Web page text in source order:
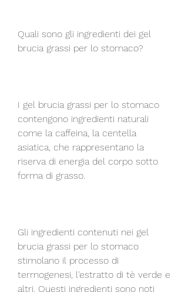
Quali sono gli ingredienti dei gel
brucia grassi per lo stomaco?
I gel brucia grassi per lo stomaco
contengono ingredienti naturali
come la caffeina, la centella
asiatica, che rappresentano la
riserva di energia del corpo sotto
forma di grasso.
Gli ingredienti contenuti nei gel
brucia grassi per lo stomaco
stimolano il processo di
termogenesi, l'estratto di tè verde e
altri. Questi ingredienti sono noti